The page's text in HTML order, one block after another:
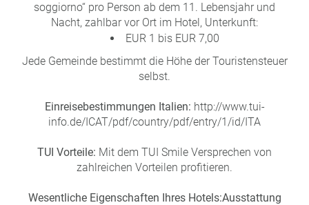
soggiorno“ pro Person ab dem 11. Lebensjahr und
Nacht, zahlbar vor Ort im Hotel, Unterkunft:
EUR 1 bis EUR 7,00
Jede Gemeinde bestimmt die Höhe der Touristensteuer
selbst.
Einreisebestimmungen Italien: http://www.tui-
info.de/ICAT/pdf/country/pdf/entry/1/id/ITA
TUI Vorteile: Mit dem TUI Smile Versprechen von
zahlreichen Vorteilen profitieren.
Wesentliche Eigenschaften Ihres Hotels:Ausstattung